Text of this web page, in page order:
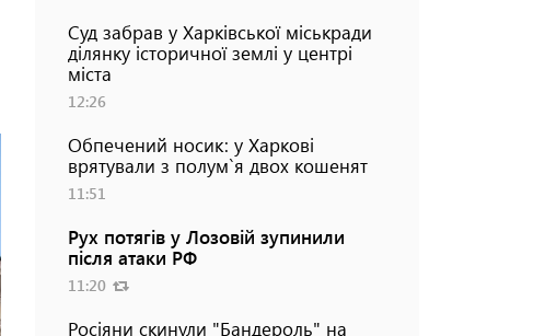
Суд забрав у Харківської міськради
ділянку історичної землі у центрі
міста
12:26
Обпечений носик: у Харкові
врятували з полум`я двох кошенят
11:51
Рух потягів у Лозовій зупинили
після атаки РФ
11:20
Росіяни скинули "Бандероль" на